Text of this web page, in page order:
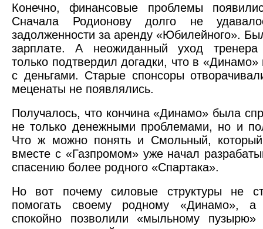
Конечно, финансовые проблемы
Сначала Родионову долго не
задолженности за аренду «Юбилейного».
зарплате. А неожиданный уход тренера
только подтвердил догадки, что в
с деньгами. Старые спонсоры
меценаты не появлялись.
Получалось, что кончина «Динамо» была
не только денежными проблемами, но и
Что ж можно понять и Смольный,
вместе с «Газпромом» уже начал
спасению более родного «Спартака».
Но вот почему силовые структуры не
помогать своему родному «Динамо», а
спокойно позволили «мыльному